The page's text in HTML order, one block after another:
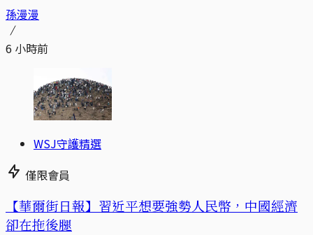
孫漫漫
6 小時前
WSJ守護精選
僅限會員
【華爾街日報】習近平想要強勢人民幣，中國經濟
卻在拖後腿